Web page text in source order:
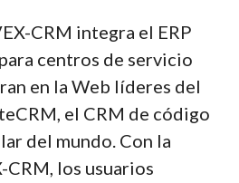
CRM integra el ERP
centros de servicio
en la Web líderes del
el CRM de código
del mundo. Con la
los usuarios